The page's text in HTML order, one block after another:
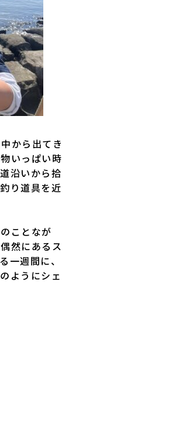
から出てき
いっぱい時
沿いから拾
り道具を近
ことなが
然にあるス
一週間に、
ようにシェ